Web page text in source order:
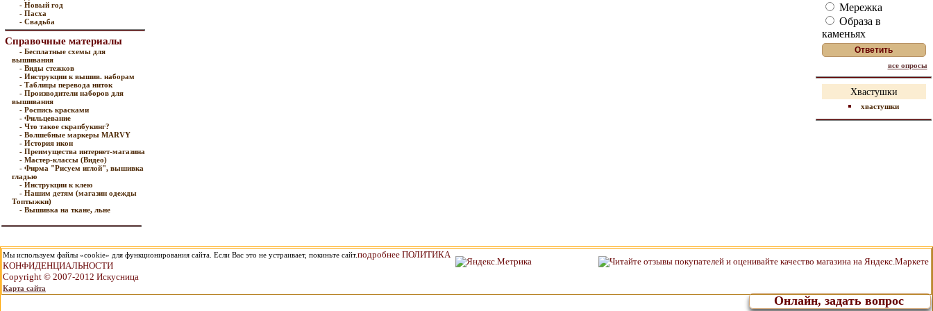
Онлайн, задать вопрос
- Новый год
- Пасха
- Свадьба
Справочные материалы
- Бесплатные схемы для
вышивания
- Виды стежков
- Инструкции к вышив. наборам
- Таблицы перевода ниток
- Производители наборов для
вышивания
- Роспись красками
- Фильцевание
- Что такое скрапбукинг?
- Волшебные маркеры MARVY
- История икон
- Преимущества интернет-магазина
- Мастер-классы (Видео)
- Фирма "Рисуем иглой", вышивка
гладью
- Инструкции к клею
- Нашим детям (магазин одежды
Топтыжки)
- Вышивка на ткане, льне
Мережка
Образа в
каменьях
все опросы
Хвастушки
хвастушки
Мы используем файлы «cookie» для функционирования сайта. Если Вас это не устраивает, покиньте сайт.подробнее ПОЛИТИКА
КОНФИДЕНЦИАЛЬНОСТИ
Copyright © 2007-2012 Искусница
Карта сайта